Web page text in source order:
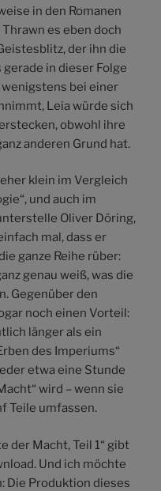
in den Romanen
es eben doch
der ihn die
in dieser Folge
bei einer
Leia würde sich
obwohl ihre
anderen Grund hat.
klein im Vergleich
und auch im
Oliver Döring,
mal, dass er
ganze Reihe rüber:
genau weiß, was die
Gegenüber den
noch einen Vorteil:
länger als ein
des Imperiums“
etwa eine Stunde
wird – wenn sie
Teile umfassen.
der Macht, Teil 1“ gibt
Und ich möchte
Die Produktion dieses